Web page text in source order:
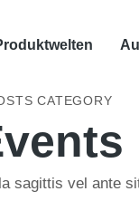
CATEGORY
sagittis vel ante